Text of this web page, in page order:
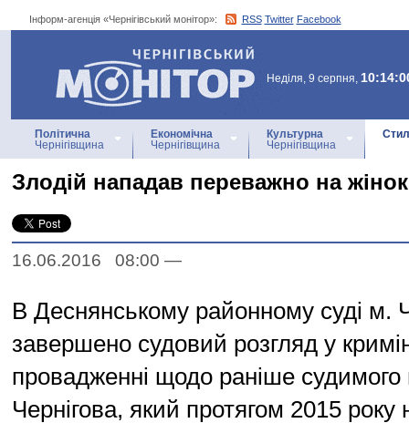
Інформ-агенція «Чернігівський монітор»: RSS Twitter Facebook
Інформ-агенція
«Чернігівський монітор»
Неділя, 9 серпня,
Політична
Чернігівщина
Економічна
Чернігівщина
Культурна
Чернігівщина
Злодій нападав переважно на жінок
16.06.2016 08:00 —
В Деснянському районному суді м.
завершено судовий розгляд у
провадженні щодо раніше
Чернігова, який протягом 2015 року